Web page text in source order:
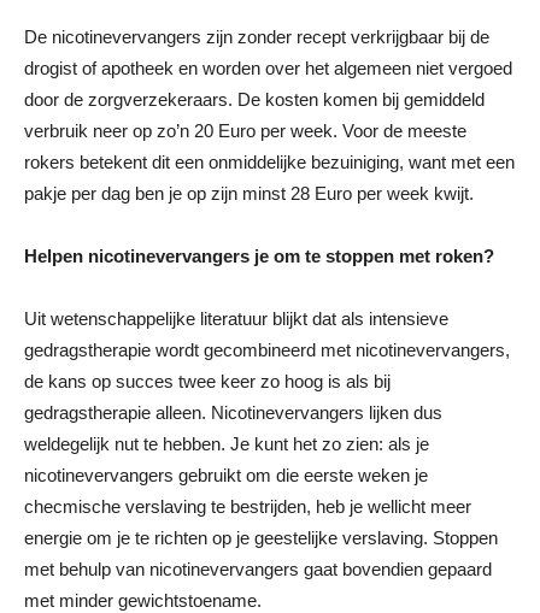
De nicotinevervangers zijn zonder recept verkrijgbaar bij de
drogist of apotheek en worden over het algemeen niet vergoed
door de zorgverzekeraars. De kosten komen bij gemiddeld
verbruik neer op zo’n 20 Euro per week. Voor de meeste
rokers betekent dit een onmiddelijke bezuiniging, want met een
pakje per dag ben je op zijn minst 28 Euro per week kwijt.
Helpen nicotinevervangers je om te stoppen met roken?
Uit wetenschappelijke literatuur blijkt dat als intensieve
gedragstherapie wordt gecombineerd met nicotinevervangers,
de kans op succes twee keer zo hoog is als bij
gedragstherapie alleen. Nicotinevervangers lijken dus
weldegelijk nut te hebben. Je kunt het zo zien: als je
nicotinevervangers gebruikt om die eerste weken je
checmische verslaving te bestrijden, heb je wellicht meer
energie om je te richten op je geestelijke verslaving. Stoppen
met behulp van nicotinevervangers gaat bovendien gepaard
met minder gewichtstoename.